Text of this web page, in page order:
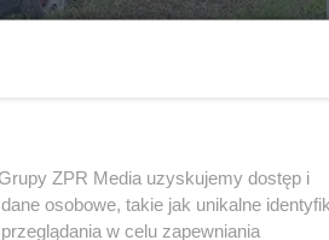
ZPR Media uzyskujemy dostęp i
osobowe, takie jak unikalne
w celu zapewniania